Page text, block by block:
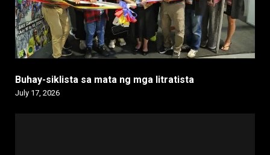
Buhay-siklista sa mata ng mga litratista
July 17, 2026